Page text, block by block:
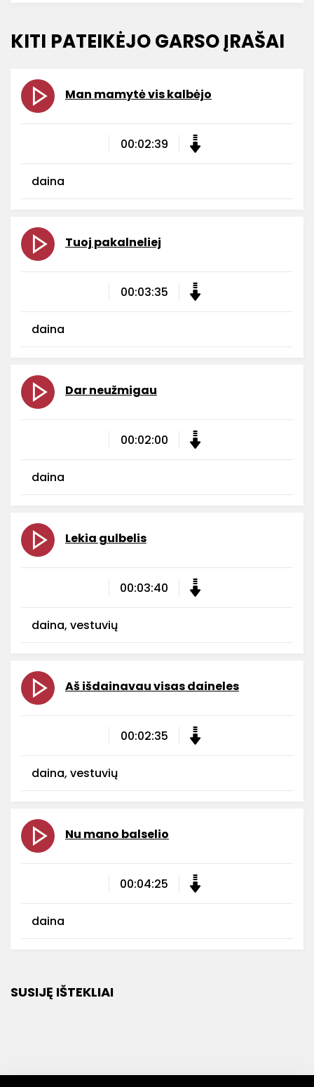
KITI PATEIKĖJO GARSO ĮRAŠAI
Man mamytė vis kalbėjo
00:02:39
daina
Tuoj pakalneliej
00:03:35
daina
Dar neužmigau
00:02:00
daina
Lekia gulbelis
00:03:40
daina, vestuvių
Aš išdainavau visas daineles
00:02:35
daina, vestuvių
Nu mano balselio
00:04:25
daina
SUSIJĘ IŠTEKLIAI